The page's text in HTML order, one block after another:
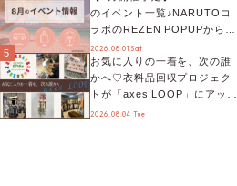
のイベント一覧♪NARUTOコ
ラボのREZEN POPUPから、
プチYour Stage.、ティーパー
ティまで！8月の特別なイベン
トをチェック◎
2026.08.01 Sat
5
お気に入りの一着を、次の誰
かへ♡衣料品回収プロジェク
トが「axes LOOP」にアップ
デート！活用するとポイント
2026.08.04 Tue